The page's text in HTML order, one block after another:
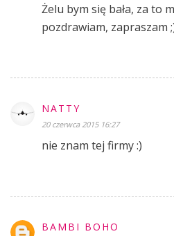
Żelu bym się bała, za to
pozdrawiam, zapraszam
NATTY
20 czerwca 2015 16:27
nie znam tej firmy :)
BAMBI BOHO